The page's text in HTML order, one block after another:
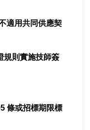
適用共同供應契
規則實施技師簽
條或招標期限標